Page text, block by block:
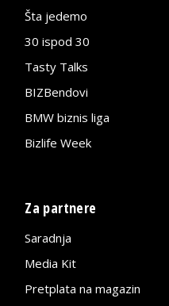
Šta jedemo
30 ispod 30
Tasty Talks
BIZBendovi
BMW biznis liga
Bizlife Week
Za partnere
Saradnja
Media Kit
Pretplata na magazin